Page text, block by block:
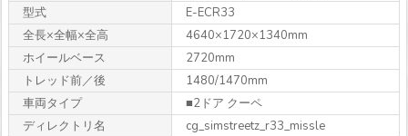
型式
E-ECR33
全長×全幅×全高
4640×1720×1340mm
ホイールベース
2720mm
トレッド前／後
1480/1470mm
車両タイプ
■2ドア クーペ
ディレクトリ名
cg_simstreetz_r33_missle